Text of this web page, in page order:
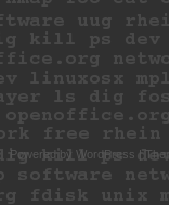
Powered by WordPress |